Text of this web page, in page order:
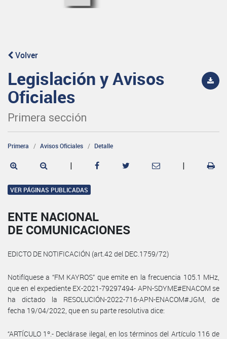
Volver
Legislación y Avisos
Oficiales
Primera sección
Primera Avisos Oficiales Detalle
| |
VER PÁGINAS PUBLICADAS
ENTE NACIONAL
DE COMUNICACIONES
EDICTO DE NOTIFICACIÓN (art.42 del DEC.1759/72)
Notifíquese a “FM KAYROS” que emite en la frecuencia 105.1 MHz,
que en el expediente EX-2021-79297494- APN-SDYME#ENACOM se
ha dictado la RESOLUCIÓN-2022-716-APN-ENACOM#JGM, de
fecha 19/04/2022, que en su parte resolutiva dice:
“ARTÍCULO 1º.- Declárase ilegal, en los términos del Artículo 116 de